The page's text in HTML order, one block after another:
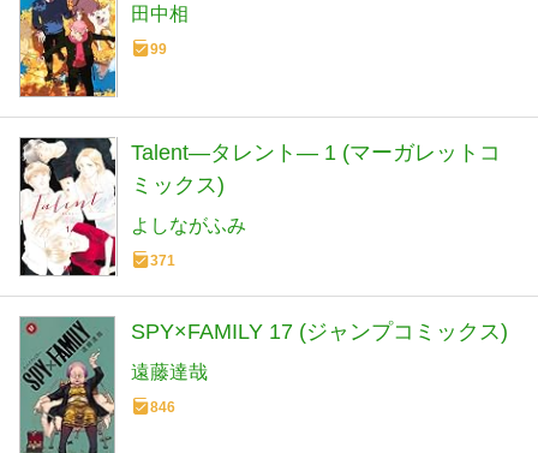
田中相
99
Talent―タレント― 1 (マーガレットコ
ミックス)
よしながふみ
371
SPY×FAMILY 17 (ジャンプコミックス)
遠藤達哉
846